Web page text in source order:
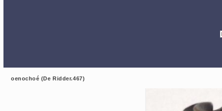
oenochoé (De Ridder.467)